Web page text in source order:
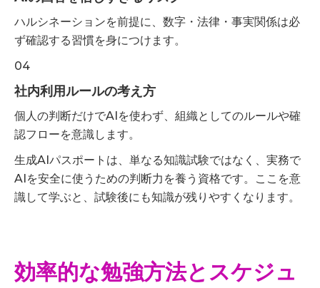
ハルシネーションを前提に、数字・法律・事実関係は必
ず確認する習慣を身につけます。
04
社内利用ルールの考え方
個人の判断だけでAIを使わず、組織としてのルールや確
認フローを意識します。
生成AIパスポートは、単なる知識試験ではなく、実務で
AIを安全に使うための判断力を養う資格です。ここを意
識して学ぶと、試験後にも知識が残りやすくなります。
効率的な勉強方法とスケジュ